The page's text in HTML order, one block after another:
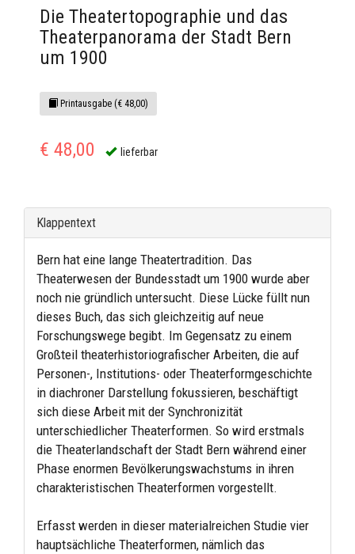
Die Theatertopographie und das
Theaterpanorama der Stadt Bern
um 1900
Printausgabe (€ 48,00)
€ 48,00 lieferbar
Klappentext
Bern hat eine lange Theatertradition. Das
Theaterwesen der Bundesstadt um 1900 wurde aber
noch nie gründlich untersucht. Diese Lücke füllt nun
dieses Buch, das sich gleichzeitig auf neue
Forschungswege begibt. Im Gegensatz zu einem
Großteil theaterhistoriografischer Arbeiten, die auf
Personen-, Institutions- oder Theaterformgeschichte
in diachroner Darstellung fokussieren, beschäftigt
sich diese Arbeit mit der Synchronizität
unterschiedlicher Theaterformen. So wird erstmals
die Theaterlandschaft der Stadt Bern während einer
Phase enormen Bevölkerungswachstums in ihren
charakteristischen Theaterformen vorgestellt.
Erfasst werden in dieser materialreichen Studie vier
hauptsächliche Theaterformen, nämlich das